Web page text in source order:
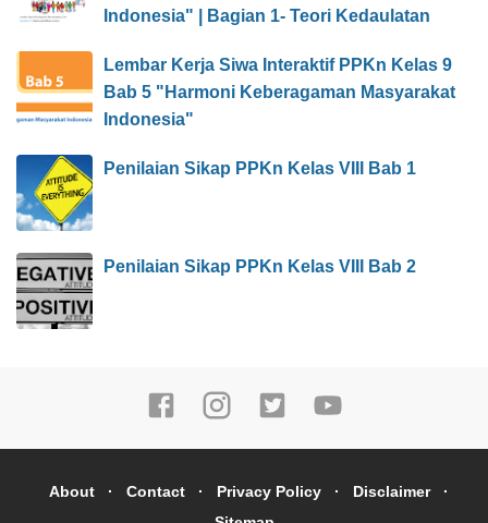
Indonesia" | Bagian 1- Teori Kedaulatan
Lembar Kerja Siwa Interaktif PPKn Kelas 9
Bab 5 "Harmoni Keberagaman Masyarakat
Indonesia"
Penilaian Sikap PPKn Kelas VIII Bab 1
Penilaian Sikap PPKn Kelas VIII Bab 2
About Contact Privacy Policy
Disclaimer